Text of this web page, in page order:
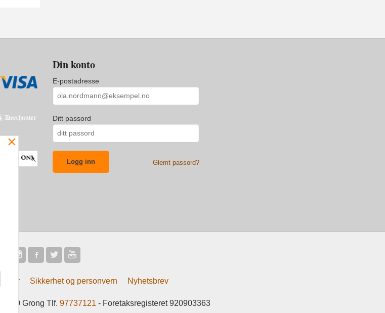
Din konto
E-postadresse
Ditt passord
Glemt passord?
Sikkerhet og personvern Nyhetsbrev
Grong Tlf. 97737121 - Foretaksregisteret 920903363
×